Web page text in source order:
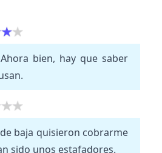
bien, hay que saber
baja quisieron cobrarme
sido unos estafadores.